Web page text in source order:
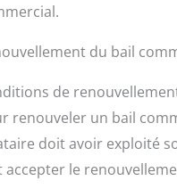
du bail
de
renouveler un bail
doit avoir exploité
accepter le